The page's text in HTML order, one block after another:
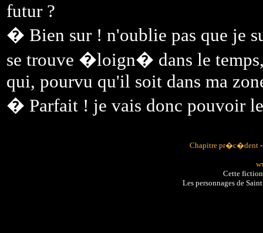
futur ?
� Bien sur ! n'oublie pas que je
se trouve �loign� dans le
qui, pourvu qu'il soit dans ma
� Parfait ! je vais donc pouvoir
Chapitre pr�c�dent
Cette fiction
Les personnages de